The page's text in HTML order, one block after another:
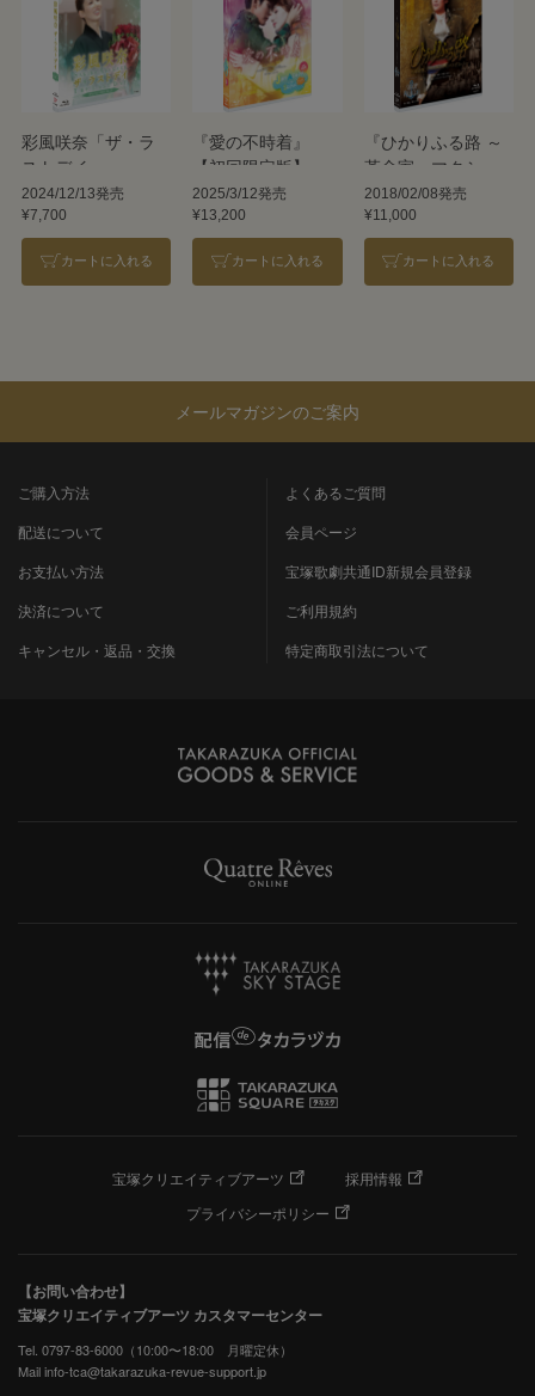
彩風咲奈「ザ・ラ
ストデイ」
2024/12/13発売
¥7,700
カートに入れる
『愛の不時着』
【初回限定版】
2025/3/12発売
¥13,200
カートに入れる
『ひかりふる路 ～
革命家、マクシミ
リアン・ロベスピ
エール～』
『SUPER
VOYAGER!』
2018/02/08発売
¥11,000
カートに入れる
メールマガジンのご案内
ご購入方法
配送について
お支払い方法
決済について
キャンセル・返品・交換
よくあるご質問
会員ページ
宝塚歌劇共通ID新規会員登録
ご利用規約
特定商取引法について
宝塚クリエイティブアーツ
採用情報
プライバシーポリシー
【お問い合わせ】
宝塚クリエイティブアーツ カスタマーセンター
Tel. 0797-83-6000（10:00〜18:00 月曜定休）
Mail info-tca@takarazuka-revue-support.jp